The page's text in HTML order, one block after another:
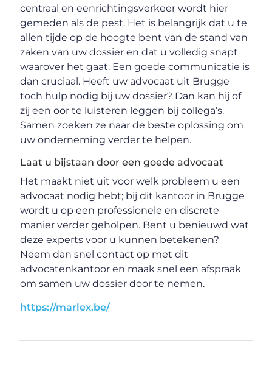
centraal en eenrichtingsverkeer wordt hier
gemeden als de pest. Het is belangrijk dat u te
allen tijde op de hoogte bent van de stand van
zaken van uw dossier en dat u volledig snapt
waarover het gaat. Een goede communicatie is
dan cruciaal. Heeft uw advocaat uit Brugge
toch hulp nodig bij uw dossier? Dan kan hij of
zij een oor te luisteren leggen bij collega’s.
Samen zoeken ze naar de beste oplossing om
uw onderneming verder te helpen.
Laat u bijstaan door een goede advocaat
Het maakt niet uit voor welk probleem u een
advocaat nodig hebt; bij dit kantoor in Brugge
wordt u op een professionele en discrete
manier verder geholpen. Bent u benieuwd wat
deze experts voor u kunnen betekenen?
Neem dan snel contact op met dit
advocatenkantoor en maak snel een afspraak
om samen uw dossier door te nemen.
https://marlex.be/